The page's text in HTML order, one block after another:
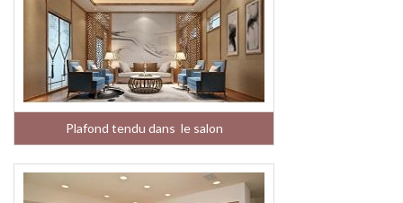
Plafond tendu dans le salon